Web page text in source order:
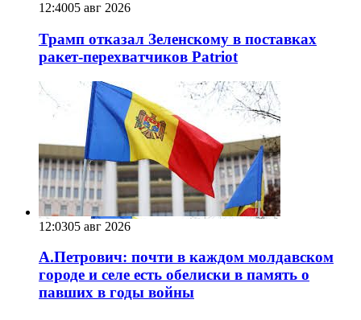
12:4005 авг 2026
Трамп отказал Зеленскому в поставках
ракет-перехватчиков Patriot
12:0305 авг 2026
А.Петрович: почти в каждом молдавском
городе и селе есть обелиски в память о
павших в годы войны